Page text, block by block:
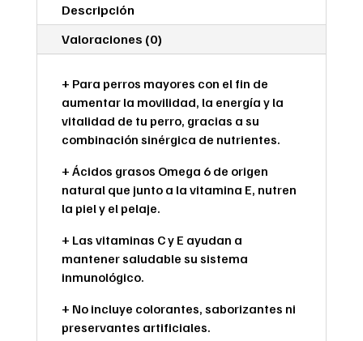
Descripción
Valoraciones (0)
+ Para perros mayores con el fin de
aumentar la movilidad, la energía y la
vitalidad de tu perro, gracias a su
combinación sinérgica de nutrientes.
+ Ácidos grasos Omega 6 de origen
natural que junto a la vitamina E, nutren
la piel y el pelaje.
+ Las vitaminas C y E ayudan a
mantener saludable su sistema
inmunológico.
+ No incluye colorantes, saborizantes ni
preservantes artificiales.